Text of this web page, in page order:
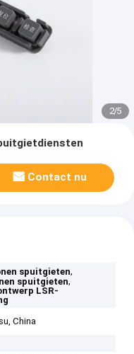
2/5
Contact nu
spuitgieten,
spuitgieten,
LSR-
China